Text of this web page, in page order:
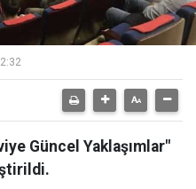
Güncel Yaklaşımlar"